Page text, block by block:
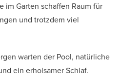
im Garten schaffen Raum für
und trotzdem viel
warten der Pool, natürliche
ein erholsamer Schlaf.